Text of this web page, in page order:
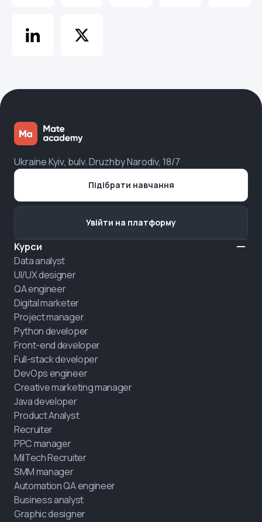
Ukraine Kyiv, bulv. Druzhby Narodiv, 18/7
Курси
Data analyst
UI/UX designer
QA engineer
Digital marketer
Project manager
Python developer
Front-end developer
Full-stack developer
DevOps engineer
Creative marketing manager
Java developer
Product Analyst
Recruiter
PPC manager
MilTech Recruiter
SMM manager
Automation QA engineer
Business analyst
Graphic designer
Підібрати навчання
Увійти на платформу